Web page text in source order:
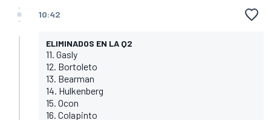
10:42
ELIMINADOS EN LA Q2
11. Gasly
12. Bortoleto
13. Bearman
14. Hulkenberg
15. Ocon
16. Colapinto